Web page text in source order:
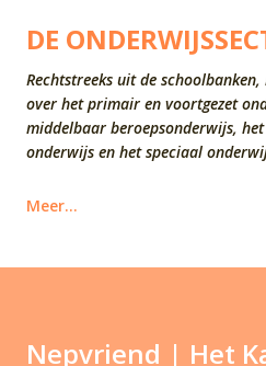
Doorgaan naar
DE
Rechtstreeks uit de
over het primair en voortgezet
middelbaar beroepsonderwijs,
onderwijs en het speciaal
Meer…
Nepvriend | Het